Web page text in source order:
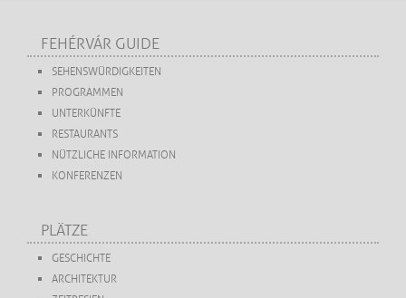
FEHÉRVÁR GUIDE
SEHENSWÜRDIGKEITEN
PROGRAMMEN
UNTERKÜNFTE
RESTAURANTS
NÜTZLICHE INFORMATION
KONFERENZEN
PLÄTZE
GESCHICHTE
ARCHITEKTUR